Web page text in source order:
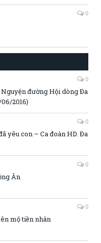
0
0
đường Hội dòng Đa
2016)
0
yêu con – Ca đoàn HD. Đa
0
Ân
0
mộ tiền nhân